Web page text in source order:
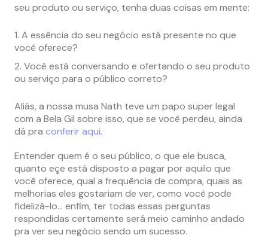
seu produto ou serviço, tenha duas coisas em mente:
A essência do seu negócio está presente no que
você oferece?
Você está conversando e ofertando o seu produto
ou serviço para o público correto?
Aliás, a nossa musa Nath teve um papo super legal
com a Bela Gil sobre isso, que se você perdeu, ainda
dá pra conferir aqui.
Entender quem é o seu público, o que ele busca,
quanto eçe está disposto a pagar por aquilo que
você oferece, qual a frequência de compra, quais as
melhorias eles gostariam de ver, como você pode
fidelizá-lo… enfim, ter todas essas perguntas
respondidas certamente será meio caminho andado
pra ver seu negócio sendo um sucesso.